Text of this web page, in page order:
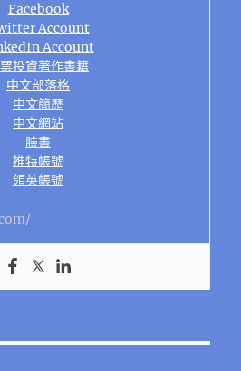
Facebook
Account
Account
投資著作書籍
中文部落格
中文簡歷
中文網站
臉書
推特帳號
領英帳號